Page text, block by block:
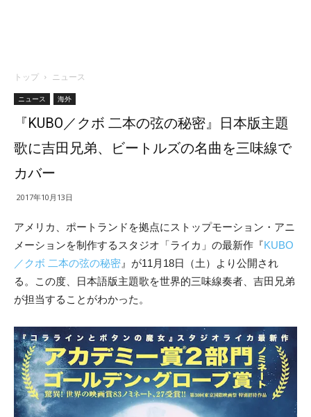
トップ ニュース
ニュース 海外
『KUBO／クボ 二本の弦の秘密』日本版主題
歌に吉田兄弟、ビートルズの名曲を三味線で
カバー
2017年10月13日
アメリカ、ポートランドを拠点にストップモーション・アニ
メーションを制作するスタジオ「ライカ」の最新作『KUBO
／クボ 二本の弦の秘密 』が11月18日（土）より公開され
る。この度、日本語版主題歌を世界的三味線奏者、吉田兄弟
が担当することがわかった。